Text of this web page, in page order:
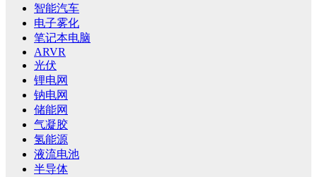
智能汽车
电子雾化
笔记本电脑
ARVR
光伏
锂电网
钠电网
储能网
气凝胶
氢能源
液流电池
半导体